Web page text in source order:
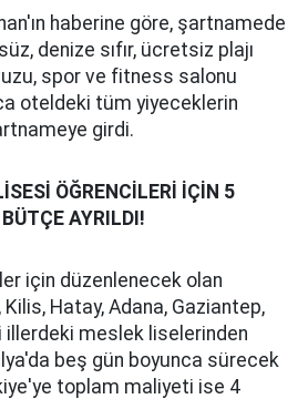
haberine göre, şartnamede
denize sıfır, ücretsiz plajı
spor ve fitness salonu
oteldeki tüm yiyeceklerin
girdi.
ÖĞRENCİLERİ İÇİN 5
AYRILDI!
için düzenlenecek olan
Hatay, Adana, Gaziantep,
illerdeki meslek liselerinden
beş gün boyunca sürecek
toplam maliyeti ise 4